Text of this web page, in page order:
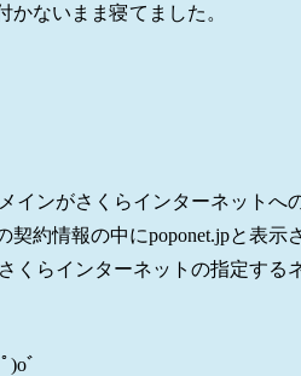
ないまま寝てました。
インがさくらインターネットへ
約情報の中にpoponet.jpと表示
くらインターネットの指定す
)oﾞ